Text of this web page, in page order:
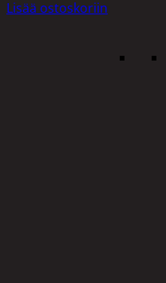
Lisää ostoskoriin